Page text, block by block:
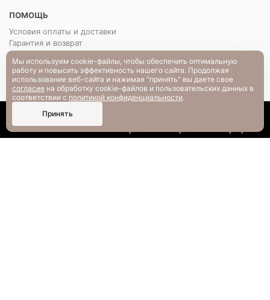
Каталог Поиск
ПОМОЩЬ
Условия оплаты и доставки
Гарантия и возврат
РАЗМЕРНАЯ СЕТКА
Вопрос-ответ
Мы используем cookie-файлы, чтобы обеспечить оптимальную
работу и повысить эффективность нашего сайта. Продолжая
использование веб-сайта и нажимая "принять" вы даете свое
согласие на обработку cookie-файлов и пользовательских данных в
соответствии с политикой конфиденциальности.
Принять